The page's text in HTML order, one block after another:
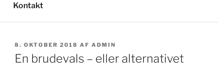
Kontakt
UDGIVET
DEN
8. OKTOBER 2018 AF ADMIN
En brudevals – eller alternativet